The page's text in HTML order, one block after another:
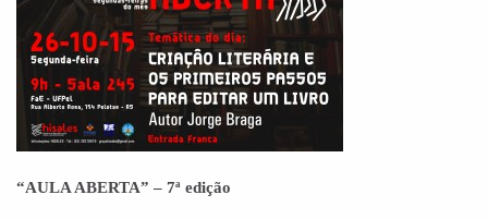
“AULA ABERTA” – 7ª edição